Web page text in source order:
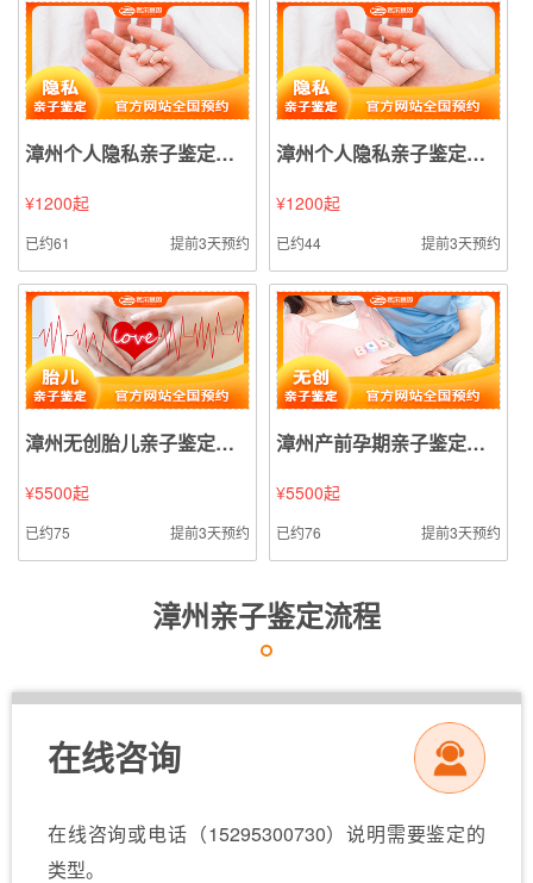
漳州个人隐私亲子鉴定（指甲样本鉴定）
¥1200起
已约61 提前3天预约
漳州个人隐私亲子鉴定（烟头烟蒂样本鉴定）
¥1200起
已约44 提前3天预约
漳州无创胎儿亲子鉴定（静脉血样本鉴定）
¥5500起
已约75 提前3天预约
漳州产前孕期亲子鉴定（无创亲子鉴定无创亲子鉴定样本鉴定）
¥5500起
已约76 提前3天预约
漳州亲子鉴定流程
在线咨询
在线咨询或电话（15295300730）说明需要鉴定的
类型。